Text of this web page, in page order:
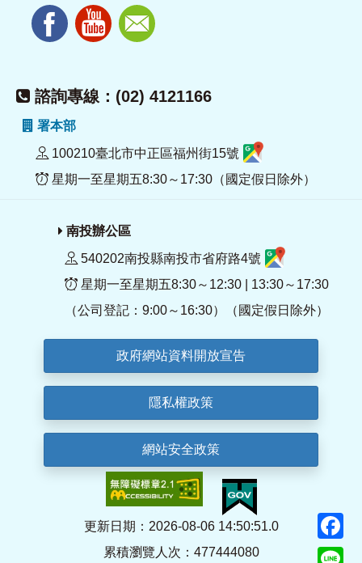
諮詢專線：(02) 4121166
署本部
100210臺北市中正區福州街15號
星期一至星期五8:30～17:30（國定假日除外）
南投辦公區
540202南投縣南投市省府路4號
星期一至星期五8:30～12:30 | 13:30～17:30
（公司登記：9:00～16:30）（國定假日除外）
政府網站資料開放宣告
隱私權政策
網站安全政策
更新日期：2026-08-06 14:50:51.0
累積瀏覽人次：477444080